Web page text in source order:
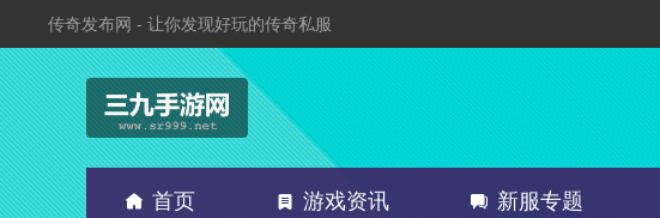
传奇发布网 - 让你发现好玩的传奇私服
首页 游戏资讯 新服专题